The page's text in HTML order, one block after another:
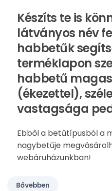
Készíts te is
látványos név
habbetűk
terméklapon
habbetű
(ékezettel),
vastagsága
Ebből a betűtípusból a
nagybetűje
webáruházunkban!
Bővebben